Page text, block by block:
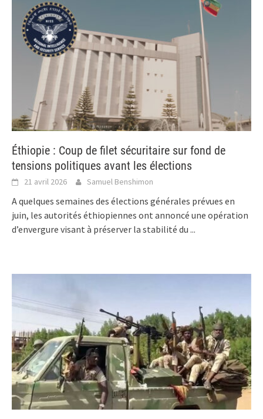
Éthiopie : Coup de filet sécuritaire sur fond de
tensions politiques avant les élections
21 avril 2026 Samuel Benshimon
A quelques semaines des élections générales prévues en
juin, les autorités éthiopiennes ont annoncé une opération
d’envergure visant à préserver la stabilité du ...